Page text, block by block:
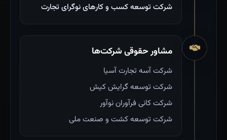
شرکت توسعه کسب و کارهای نوگرای تجارت
مشاور حقوقی شرکت‌ها
شرکت آسه تجارت آسیا
شرکت توسعه گرایش کیش
شرکت کانی فرآوران نوآور
شرکت توسعه کشت و صنعت ملی